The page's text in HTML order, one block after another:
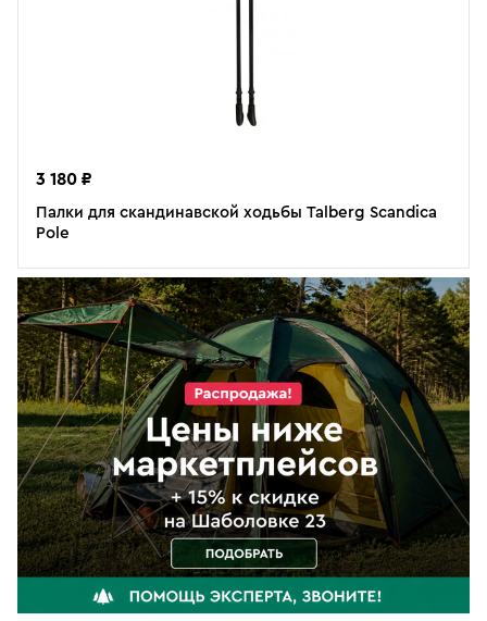
3 180 ₽
Палки для скандинавской ходьбы Talberg Scandica
Pole